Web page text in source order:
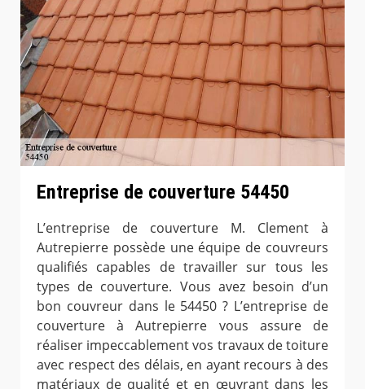
Entreprise de couverture 54450
L’entreprise de couverture M. Clement à
Autrepierre possède une équipe de couvreurs
qualifiés capables de travailler sur tous les
types de couverture. Vous avez besoin d’un
bon couvreur dans le 54450 ? L’entreprise de
couverture à Autrepierre vous assure de
réaliser impeccablement vos travaux de toiture
avec respect des délais, en ayant recours à des
matériaux de qualité et en œuvrant dans les